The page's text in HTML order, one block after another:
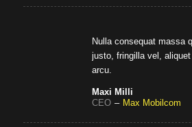
Nulla consequat massa
justo, fringilla vel,
arcu.
Maxi Milli
CEO – Max Mobilcom